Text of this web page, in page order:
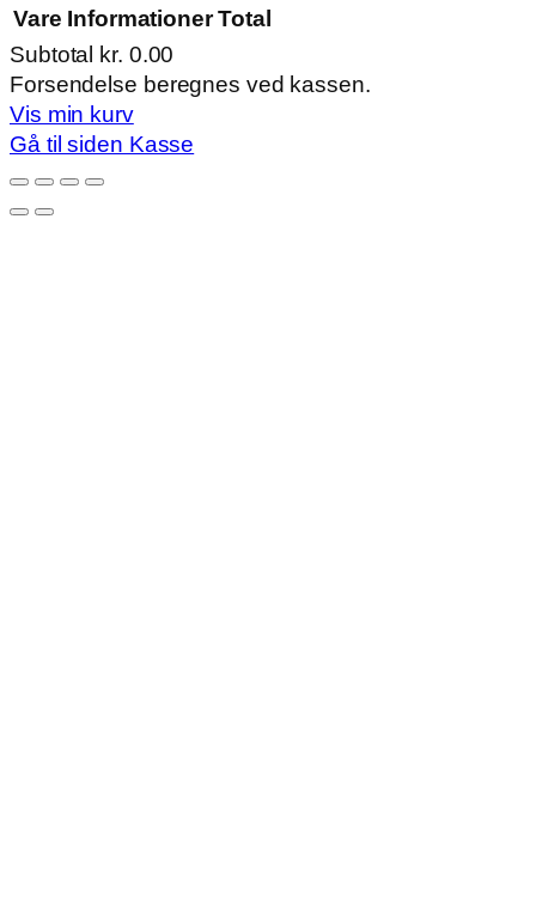
Varer
i
indkøbskurv
Vare Informationer Total
Subtotal kr. 0.00
Forsendelse beregnes ved kassen.
Vis min kurv
Gå til siden Kasse